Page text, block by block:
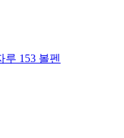
루 153 볼펜